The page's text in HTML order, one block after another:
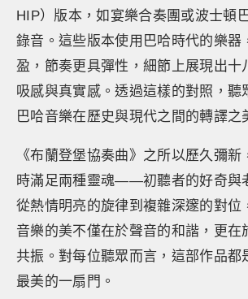
HIP）版本，如宴樂合奏團或波士頓
錄音。這些版本使用巴哈時代的樂器
盈，節奏更具彈性，細節上展現出十
吸感與真實感。透過這樣的對照，聽
巴哈音樂在歷史與現代之間的轉譯之
《布蘭登堡協奏曲》之所以歷久彌新
時滿足兩種靈魂——初聽者的好奇與
從熱情明亮的旋律到複雜深邃的對位
音樂的美不僅在於聲音的和諧，更在
共振。對每位聽眾而言，這部作品都
最美的一扇門。